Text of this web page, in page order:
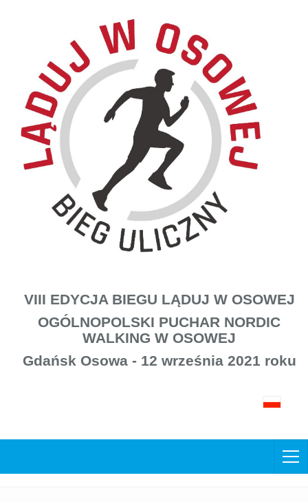
VIII EDYCJA BIEGU LĄDUJ W OSOWEJ
OGÓLNOPOLSKI PUCHAR NORDIC
WALKING W OSOWEJ
Gdańsk Osowa - 12 września 2021 roku